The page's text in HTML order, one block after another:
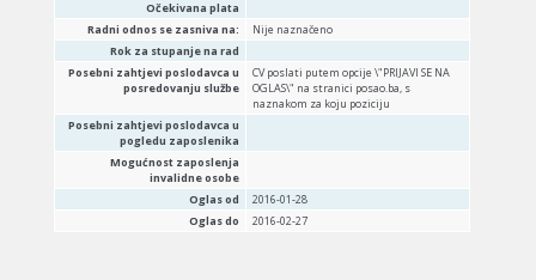
Očekivana plata
Radni odnos se zasniva na:
Nije naznačeno
Rok za stupanje na rad
Posebni zahtjevi poslodavca u
posredovanju službe
CV poslati putem opcije \"PRIJAVI SE NA
OGLAS\" na stranici posao.ba, s
naznakom za koju poziciju
Posebni zahtjevi poslodavca u
pogledu zaposlenika
Mogućnost zaposlenja
invalidne osobe
Oglas od
2016-01-28
Oglas do
2016-02-27